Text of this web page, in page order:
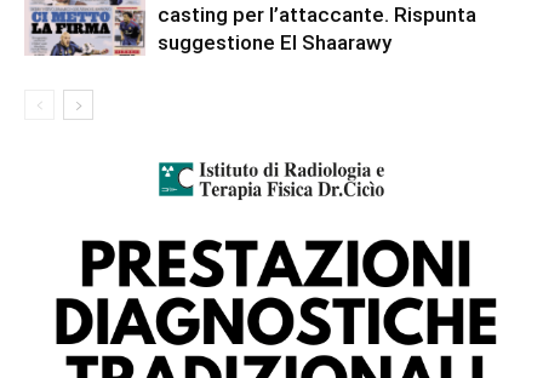
casting per l’attaccante. Rispunta
suggestione El Shaarawy